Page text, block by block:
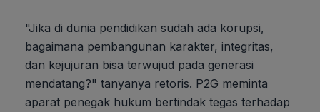
"Jika di dunia pendidikan sudah ada korupsi,
bagaimana pembangunan karakter, integritas,
dan kejujuran bisa terwujud pada generasi
mendatang?" tanyanya retoris. P2G meminta
aparat penegak hukum bertindak tegas terhadap